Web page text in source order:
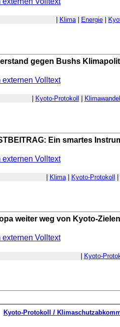
Klima| Energie
gegen Bushs
externen Volltext
Kyoto-Protokoll Klimawandel
Ein smartes
externen Volltext
Klima| Kyoto-Protokoll
weiter weg von Kyoto-Zielen
externen Volltext
Kyoto-
Kyoto-Protokoll /